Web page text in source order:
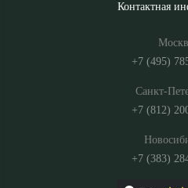
Контактная
+7 (495)
Санкт-
+7 (812)
+7 (383)